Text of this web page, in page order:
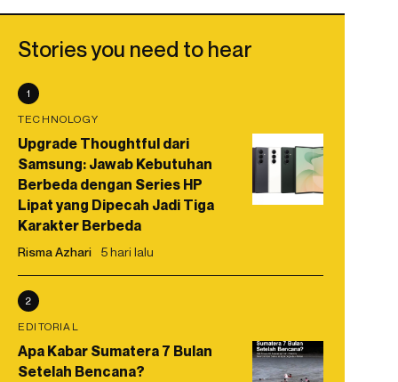
Stories you need to hear
1
TECHNOLOGY
Upgrade Thoughtful dari
Samsung: Jawab Kebutuhan
Berbeda dengan Series HP
Lipat yang Dipecah Jadi Tiga
Karakter Berbeda
Risma Azhari 5 hari lalu
2
EDITORIAL
Apa Kabar Sumatera 7 Bulan
Setelah Bencana?